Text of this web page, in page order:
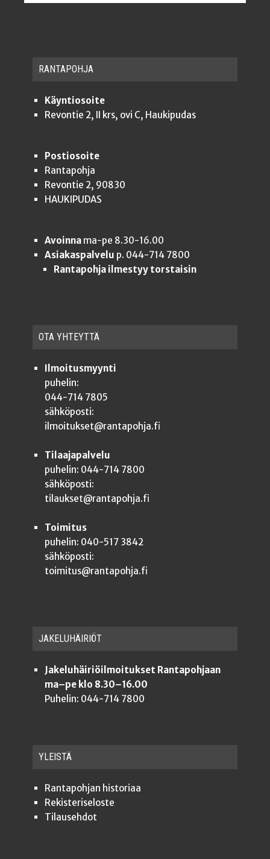
RAN­TA­POH­JA
Käyntiosoite
Revontie 2, II krs, ovi C, Haukipudas
Postiosoite
Rantapohja
Revontie 2, 90830
HAUKIPUDAS
Avoinnama-pe 8.30-16.00
Asiakaspalvelu p. 044-714 7800
Rantapohja ilmestyy torstaisin
OTA YHTEYT­TÄ
Ilmoitusmyynti
puhelin:
044-714 7805
sähköposti:
ilmoitukset@rantapohja.fi
Tilaajapalvelu
puhelin: 044-714 7800
sähköposti:
tilaukset@rantapohja.fi
Toimitus
puhelin: 040-517 3842
sähköposti:
toimitus@rantapohja.fi
JAKE­LU­HÄI­RIÖT
Jakeluhäiriöilmoitukset Rantapohjaan
ma–pe klo 8.30–16.00
Puhelin: 044-714 7800
YLEISTÄ
Ran­ta­poh­jan historiaa
Rekis­te­ri­se­los­te
Tilauseh­dot